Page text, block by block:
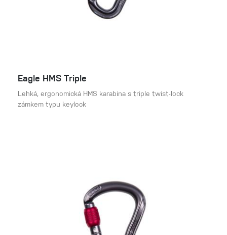
Eagle HMS Triple
Lehká, ergonomická HMS karabina s triple twist-lock
zámkem typu keylock